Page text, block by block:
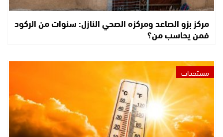
مركز بزو الصاعد ومركزه الصحي النازل: سنوات من الركود
فمن يحاسب من؟
مستجدات